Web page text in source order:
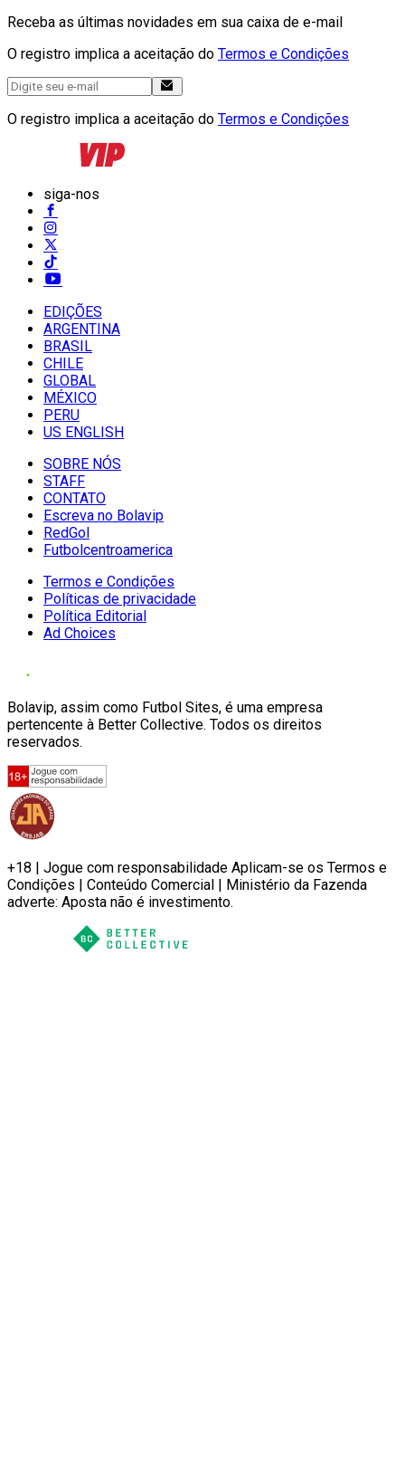
Receba as últimas novidades em sua caixa de e-mail
O registro implica a aceitação do Termos e Condições
O registro implica a aceitação do Termos e Condições
siga-nos
EDIÇÕES
ARGENTINA
BRASIL
CHILE
GLOBAL
MÉXICO
PERU
US ENGLISH
SOBRE NÓS
STAFF
CONTATO
Escreva no Bolavip
RedGol
Futbolcentroamerica
Termos e Condições
Políticas de privacidade
Política Editorial
Ad Choices
Bolavip, assim como Futbol Sites, é uma empresa
pertencente à Better Collective. Todos os direitos
reservados.
+18 | Jogue com responsabilidade Aplicam-se os Termos e
Condições | Conteúdo Comercial | Ministério da Fazenda
adverte: Aposta não é investimento.